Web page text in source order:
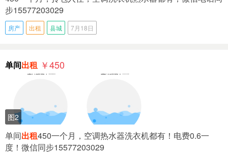
步15577203029
房产 出租 县城 7月18日
单间出租 ￥450
图2
单间出租450一个月，空调热水器洗衣机都有！电费0.6一
度！微信同步15577203029